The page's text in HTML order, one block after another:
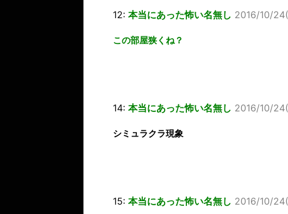
12: 本当にあった怖い名無し 2016/10/
この部屋狭くね？
14: 本当にあった怖い名無し 2016/10/
シミュラクラ現象
15: 本当にあった怖い名無し 2016/10/